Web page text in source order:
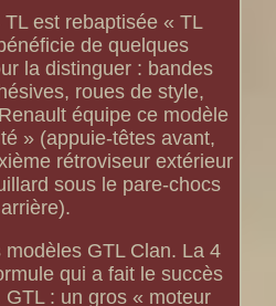
est rebaptisée « TL
de quelques
la distinguer : bandes
roues de style,
équipe ce modèle
» (appuie-têtes avant,
rétroviseur extérieur
sous le pare-chocs
arrière).
GTL Clan. La 4
qui a fait le succès
: un gros « moteur